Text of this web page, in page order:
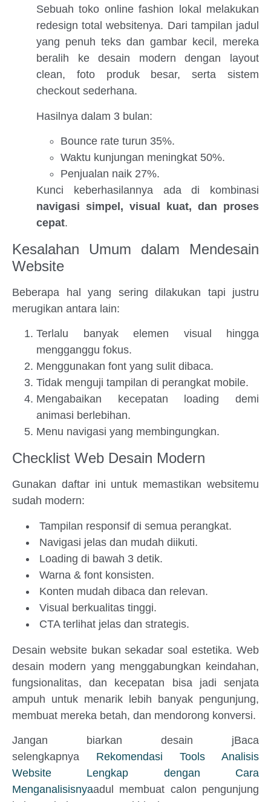
Sebuah toko online fashion lokal melakukan
redesign total websitenya. Dari tampilan jadul
yang penuh teks dan gambar kecil, mereka
beralih ke desain modern dengan layout
clean, foto produk besar, serta sistem
checkout sederhana.
Hasilnya dalam 3 bulan:
Bounce rate turun 35%.
Waktu kunjungan meningkat 50%.
Penjualan naik 27%.
Kunci keberhasilannya ada di kombinasi
navigasi simpel, visual kuat, dan proses
cepat.
Kesalahan Umum dalam Mendesain
Website
Beberapa hal yang sering dilakukan tapi justru
merugikan antara lain:
Terlalu banyak elemen visual hingga
mengganggu fokus.
Menggunakan font yang sulit dibaca.
Tidak menguji tampilan di perangkat mobile.
Mengabaikan kecepatan loading demi
animasi berlebihan.
Menu navigasi yang membingungkan.
Checklist Web Desain Modern
Gunakan daftar ini untuk memastikan websitemu
sudah modern:
Tampilan responsif di semua perangkat.
Navigasi jelas dan mudah diikuti.
Loading di bawah 3 detik.
Warna & font konsisten.
Konten mudah dibaca dan relevan.
Visual berkualitas tinggi.
CTA terlihat jelas dan strategis.
Desain website bukan sekadar soal estetika. Web
desain modern yang menggabungkan keindahan,
fungsionalitas, dan kecepatan bisa jadi senjata
ampuh untuk menarik lebih banyak pengunjung,
membuat mereka betah, dan mendorong konversi.
Jangan biarkan desain jBaca
selengkapnya Rekomendasi Tools Analisis
Website Lengkap dengan Cara
Menganalisisnyaadul membuat calon pengunjung